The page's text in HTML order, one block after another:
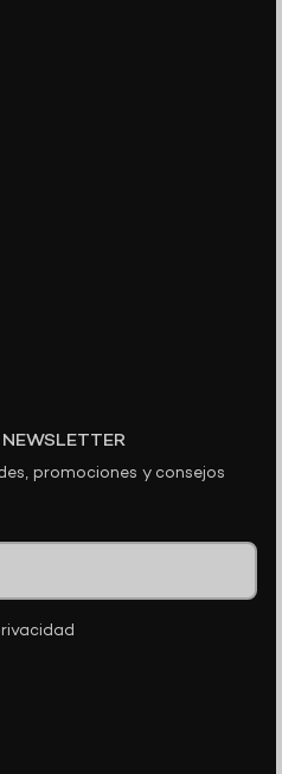
promociones y consejos